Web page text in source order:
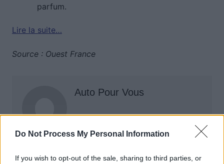
Do Not Process My Personal Information
If you wish to opt-out of the sale, sharing to third parties, or
parfum.
Lire la suite…
Source : Ouest France
Auto Pour Vous